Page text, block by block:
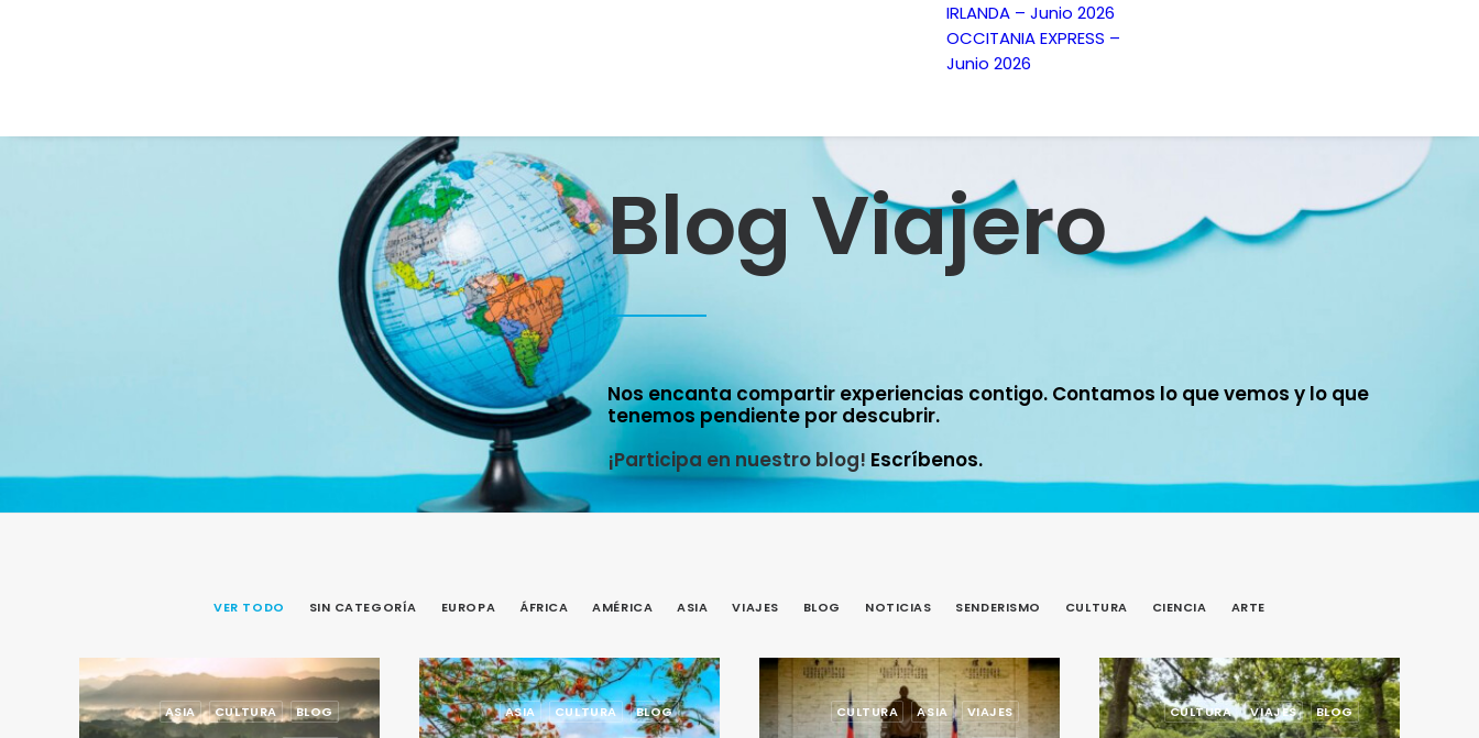
IRLANDA – Junio 2026
OCCITANIA EXPRESS –
Junio 2026
Blog Viajero
Nos encanta compartir experiencias contigo. Contamos lo que vemos y lo que
tenemos pendiente por descubrir.
¡Participa en nuestro blog! Escríbenos.
VER TODO SIN CATEGORÍA EUROPA ÁFRICA AMÉRICA ASIA VIAJES BLOG NOTICIAS SENDERISMO CULTURA CIENCIA ARTE
ASIA CULTURA BLOG ASIA CULTURA BLOG CULTURA ASIA VIAJES CULTURA VIAJES BLOG